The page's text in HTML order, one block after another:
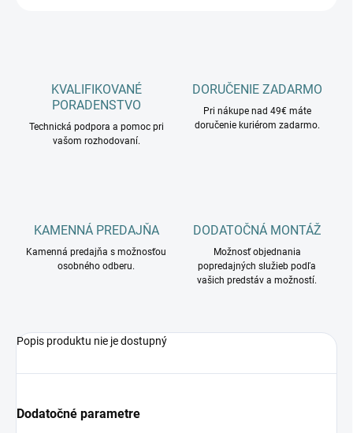
KVALIFIKOVANÉ
PORADENSTVO
Technická podpora a pomoc pri
vašom rozhodovaní.
DORUČENIE ZADARMO
Pri nákupe nad 49€ máte
doručenie kuriérom zadarmo.
KAMENNÁ PREDAJŇA
Kamenná predajňa s možnosťou
osobného odberu.
DODATOČNÁ MONTÁŽ
Možnosť objednania
popredajných služieb podľa
vašich predstáv a možností.
Popis produktu nie je dostupný
Dodatočné parametre